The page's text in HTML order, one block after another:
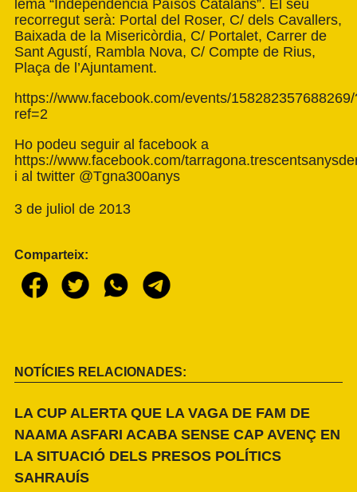
lema “Independència Països Catalans”. El seu
recorregut serà: Portal del Roser, C/ dels Cavallers,
Baixada de la Misericòrdia, C/ Portalet, Carrer de
Sant Agustí, Rambla Nova, C/ Compte de Rius,
Plaça de l’Ajuntament.
https://www.facebook.com/events/
ref=2
Ho podeu seguir al facebook a
https://www.facebook.com/
i al twitter @Tgna300anys
3 de juliol de 2013
Comparteix:
NOTÍCIES RELACIONADES:
LA CUP ALERTA QUE LA VAGA DE FAM DE
NAAMA ASFARI ACABA SENSE CAP AVENÇ EN
LA SITUACIÓ DELS PRESOS POLÍTICS
SAHRAUÍS